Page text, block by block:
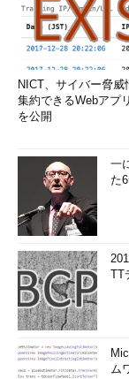
NICT、サイバー脅威
集約できるWebアプ
を公開
一
た
TT
ム